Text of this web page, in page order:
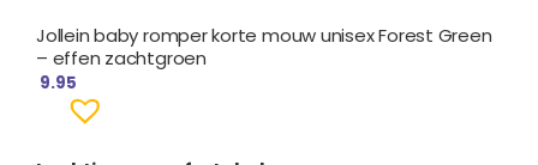
Jollein baby romper korte mouw unisex Forest Green
– effen zachtgroen
9.95